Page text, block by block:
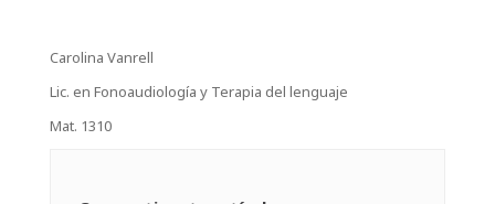
Carolina Vanrell
Lic. en Fonoaudiología y Terapia del lenguaje
Mat. 1310